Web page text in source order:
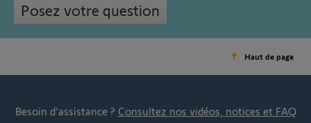
Posez votre question
Haut de page
Besoin d’assistance ? Consultez nos vidéos, notices et FAQ